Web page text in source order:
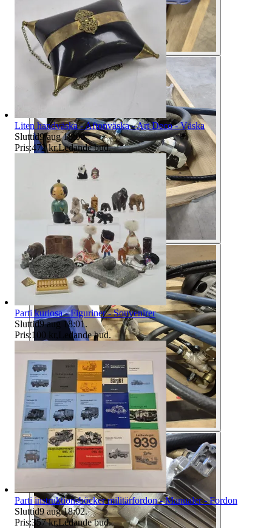
Liten handväska - Aftonväska - Art Deco - Väska
Sluttid9 aug 18:00.
Pris:472 kr,Ledande bud.
Parti kuriosa - Figuriner - Souvenirer
Sluttid9 aug 18:01.
Pris:100 kr, Ledande bud.
Parti instruktionsböcker militärfordon - Manualer - Fordon
Sluttid9 aug 18:02.
Pris:357 kr,Ledande bud.